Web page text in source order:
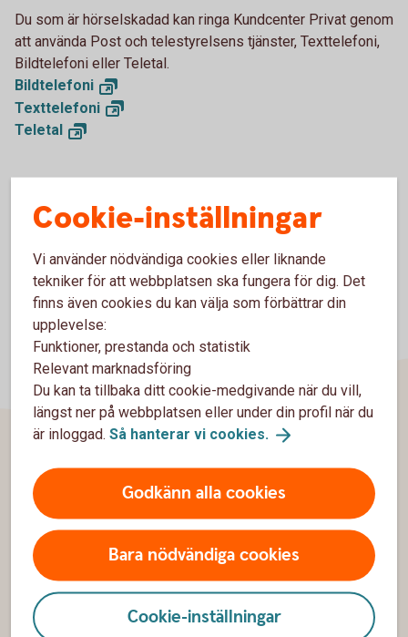
Du som är hörselskadad kan ringa Kundcenter Privat genom
att använda Post och telestyrelsens tjänster, Texttelefoni,
Bildtelefoni eller Teletal.
Bildtelefoni
Texttelefoni
Teletal
Cookie-inställningar
Vi använder nödvändiga cookies eller liknande
tekniker för att webbplatsen ska fungera för dig. Det
finns även cookies du kan välja som förbättrar din
upplevelse:
Funktioner, prestanda och statistik
Relevant marknadsföring
Du kan ta tillbaka ditt cookie-medgivande när du vill,
längst ner på webbplatsen eller under din profil när du
är inloggad. Så hanterar vi cookies.
Godkänn alla cookies
Bara nödvändiga cookies
Cookie-inställningar
Sidfot
Hitta snabbt
Kontakta oss
Spärrhjälp
Hitta bankkontor
Bli kund